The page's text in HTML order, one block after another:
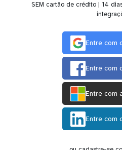
SEM cartão de crédito | 14
Entre com
Entre com
Entre com
Entre com